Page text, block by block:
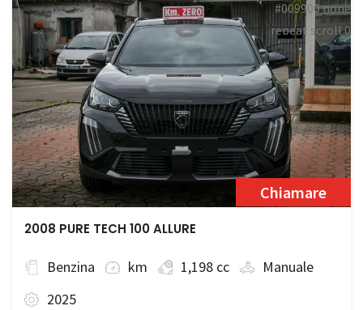
#009900 none
repeat scroll 0
Chiamare
2008 PURE TECH 100 ALLURE
Benzina km 1,198 cc
Manuale
2025